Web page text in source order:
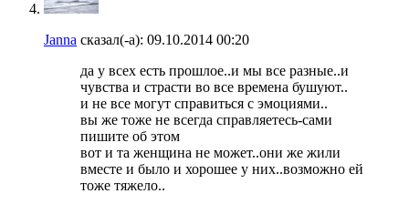
Janna сказал(-а): 09.10.2014 00:20
да у всех есть прошлое..и мы все разные..и
чувства и страсти во все времена бушуют..
и не все могут справиться с эмоциями..
вы же тоже не всегда справляетесь-сами
пишите об этом
вот и та женщина не может..они же жили
вместе и было и хорошее у них..возможно ей
тоже тяжело..